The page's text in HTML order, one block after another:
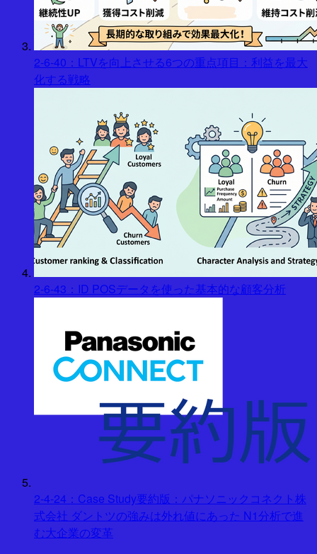
2-6-40：LTVを向上させる6つの重点項目：利益を最大
化する戦略
2-6-43：ID POSデータを使った基本的な顧客分析
2-4-24：Case Study要約版：パナソニックコネクト株
式会社 ダントツの強みは外れ値にあった N1分析で進
む大企業の変革